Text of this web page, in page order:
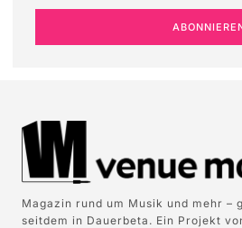
Magazin rund um Musik und mehr –
seitdem in Dauerbeta. Ein Projekt